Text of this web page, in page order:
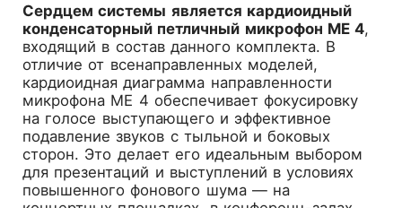
Сердцем системы является кардиоидный
конденсаторный петличный микрофон ME 4,
входящий в состав данного комплекта. В
отличие от всенаправленных моделей,
кардиоидная диаграмма направленности
микрофона ME 4 обеспечивает фокусировку
на голосе выступающего и эффективное
подавление звуков с тыльной и боковых
сторон. Это делает его идеальным выбором
для презентаций и выступлений в условиях
повышенного фонового шума — на